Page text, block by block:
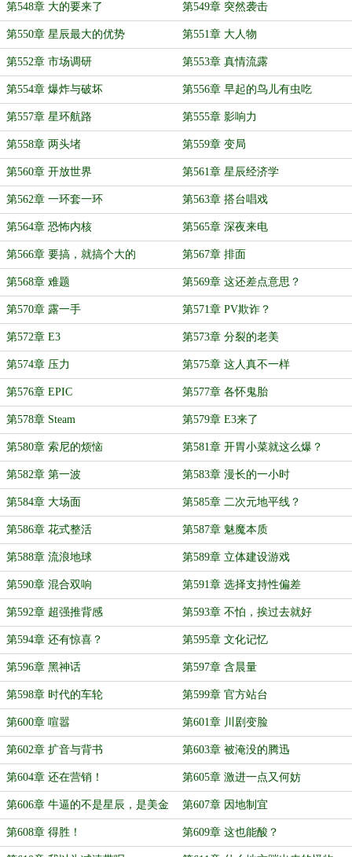
第548章 大的要来了 第549章 突然袭击
第550章 星辰最大的优势 第551章 大人物
第552章 市场调研 第553章 真情流露
第554章 爆炸与破坏 第556章 早起的鸟儿有虫吃
第557章 星环航路 第555章 影响力
第558章 两头堵 第559章 变局
第560章 开放世界 第561章 星辰经济学
第562章 一环套一环 第563章 搭台唱戏
第564章 恐怖内核 第565章 深夜来电
第566章 要搞，就搞个大的 第567章 排面
第568章 难题 第569章 这还差点意思？
第570章 露一手 第571章 PV欺诈？
第572章 E3 第573章 分裂的老美
第574章 压力 第575章 这人真不一样
第576章 EPIC 第577章 各怀鬼胎
第578章 Steam 第579章 E3来了
第580章 索尼的烦恼 第581章 开胃小菜就这么爆？
第582章 第一波 第583章 漫长的一小时
第584章 大场面 第585章 二次元地平线？
第586章 花式整活 第587章 魅魔本质
第588章 流浪地球 第589章 立体建设游戏
第590章 混合双响 第591章 选择支持性偏差
第592章 超强推背感 第593章 不怕，挨过去就好
第594章 还有惊喜？ 第595章 文化记忆
第596章 黑神话 第597章 含晨量
第598章 时代的车轮 第599章 官方站台
第600章 喧嚣 第601章 川剧变脸
第602章 扩音与背书 第603章 被淹没的腾迅
第604章 还在营销！ 第605章 激进一点又何妨
第606章 牛逼的不是星辰，是美金 第607章 因地制宜
第608章 得胜！ 第609章 这也能酸？